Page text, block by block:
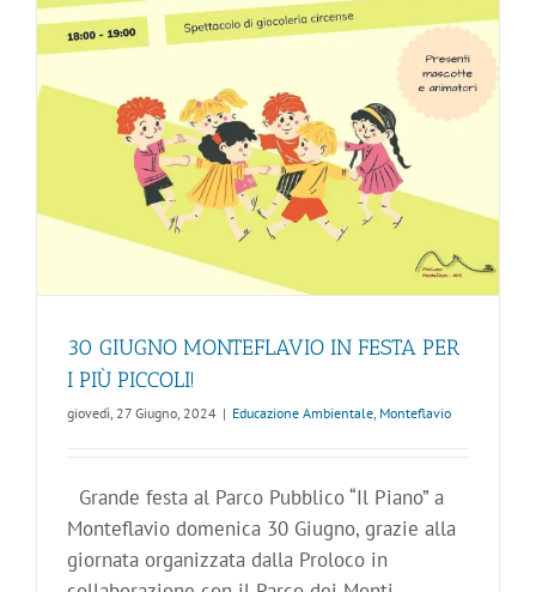
30 GIUGNO MONTEFLAVIO IN FESTA PER
I PIÙ PICCOLI!
giovedì, 27 Giugno, 2024 | Educazione Ambientale Monteflavio
Grande festa al Parco Pubblico “Il Piano” a
Monteflavio domenica 30 Giugno, grazie alla
giornata organizzata dalla Proloco in